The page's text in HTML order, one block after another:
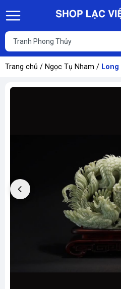
Trang chủ / Ngọc Tụ Nham /